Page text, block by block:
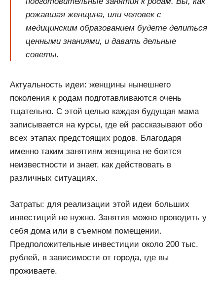
рожавшая женщина, или человек с
медицинским образованием будете делиться
ценными знаниями, и давать дельные
советы.
Актуальность идеи: женщины нынешнего
поколения к родам подготавливаются очень
тщательно. С этой целью каждая будущая мама
записывается на курсы, где ей рассказывают обо
всех этапах предстоящих родов. Благодаря
именно таким занятиям женщина не боится
неизвестности и знает, как действовать в
различных ситуациях.
Затраты: для реализации этой идеи больших
инвестиций не нужно. Занятия можно проводить у
себя дома или в съемном помещении.
Предположительные инвестиции около 200 тыс.
рублей, в зависимости от города, где вы
проживаете.